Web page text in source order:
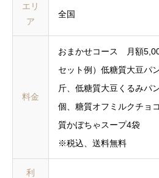
エリ
ア
全国
料金
おまかせコース 月額
セット例）低糖質大豆パ
斤、低糖質大豆くるみパ
個、糖質オフミルクチョ
質かぼちゃスープ4袋
※税込、送料無料
利